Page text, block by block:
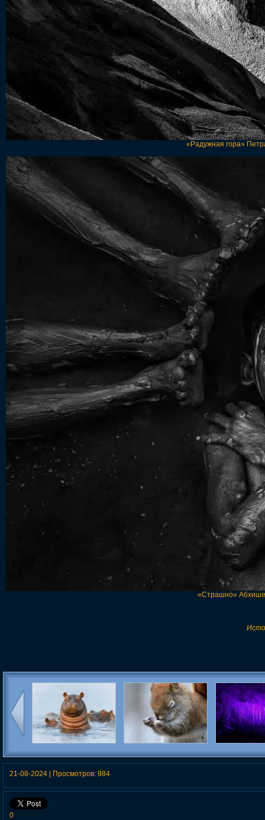
«Радужная гора»
«Страшно»
Бесценные мгновения
нашей жизни по версии
20 финалистов конкурса
самых смешных
Победители
21-08-2024 | Просмотров: 984
0